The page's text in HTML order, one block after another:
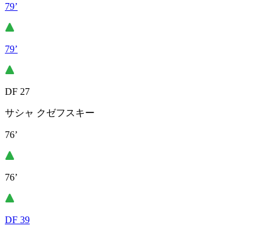
79’
79’
DF 27
サシャ クゼフスキー
76’
76’
DF 39